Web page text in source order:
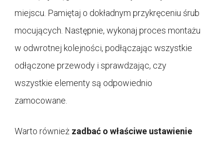
miejscu. Pamiętaj o dokładnym przykręceniu śrub
mocujących. Następnie, wykonaj proces montażu
w odwrotnej kolejności, podłączając wszystkie
odłączone przewody i sprawdzając, czy
wszystkie elementy są odpowiednio
zamocowane.
Warto również zadbać o właściwe ustawienie